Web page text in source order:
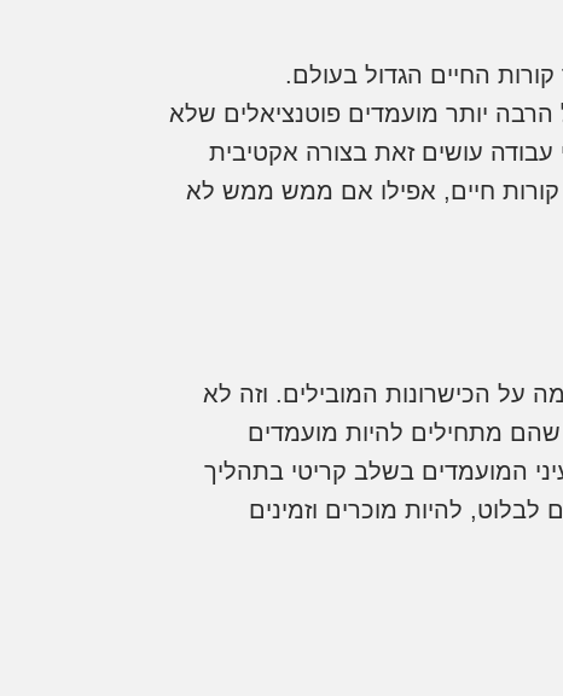
יותר מועמדים פוטנציאלים שלא
סוד הקסם שלו. אנחנו יודעים שבכל נקודת זמן, רק 15% מחפשי עבודה עושים זאת בצורה אקטיבית
קורות חיים, אפילו אם ממש ממש לא
על הכישרונות המובילים. וזה לא
שהם מתחילים להיות מועמדים
המועמדים בשלב קריטי בתהליך
להיות מוכרים וזמינים